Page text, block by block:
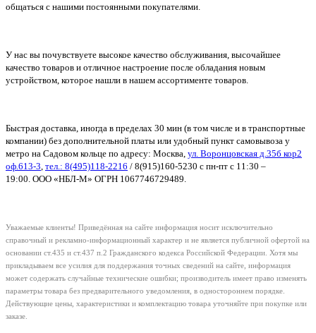
общаться с нашими постоянными покупателями.
У нас вы почувствуете высокое качество обслуживания, высочайшее
качество товаров и отличное настроение после обладания новым
устройством, которое нашли в нашем ассортименте товаров.
Быстрая доставка, иногда в пределах 30 мин (в том числе и в транспортные
компании) без дополнительной платы или удобный пункт самовывоза у
метро на Садовом кольце по адресу: Москва, ул. Воронцовская д.35б кор2
оф.613-3 тел.: 8(495)118-2216 / 8(915)160-5230 с пн-пт с 11:30 –
19:00. ООО «НБЛ-М» ОГРН 1067746729489.
Уважаемые клиенты! Приведённая на сайте информация носит исключительно
справочный и рекламно-информационный характер и не является публичной офертой на
основании ст.435 и ст.437 п.2 Гражданского кодекса Российской Федерации. Хотя мы
прикладываем все усилия для поддержания точных сведений на сайте, информация
может содержать случайные технические ошибки; производитель имеет право изменять
параметры товара без предварительного уведомления, в одностороннем порядке.
Действующие цены, характеристики и комплектацию товара уточняйте при покупке или
заказе.